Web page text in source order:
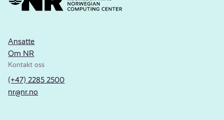
Ansatte
Om NR
Kontakt oss
(+47) 2285 2500
nr@nr.no